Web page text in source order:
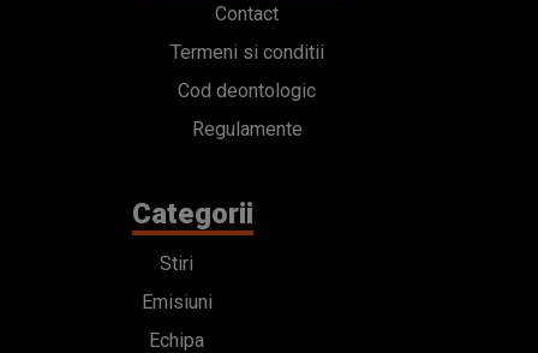
Contact
Termeni si conditii
Cod deontologic
Regulamente
Categorii
Stiri
Emisiuni
Echipa